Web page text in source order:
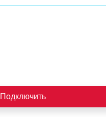
Подключить